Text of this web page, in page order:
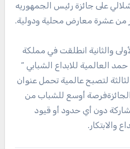
على جائزة رئيس الجمهوريه
والثانية انطلقت في مملكة
حمد العالمية للابداع الشبابي ”
الثالثة لتصبح عالمية تحمل عنوان
أوسع للشباب من
دون أي حدود أو قيود
والابتكار.